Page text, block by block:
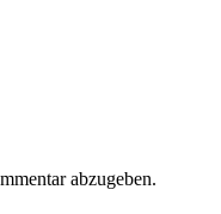
abzugeben.